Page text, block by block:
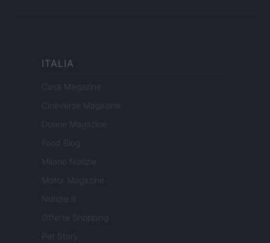
ITALIA
Casa Magazine
Cineverse Magazine
Donne Magazine
Food Blog
Milano Notizie
Motor Magazine
Notizie.it
Offerte Shopping
Pet Story